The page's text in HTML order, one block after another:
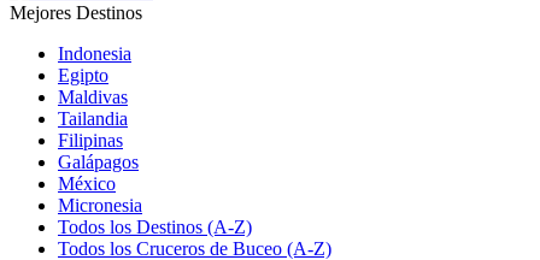
Mejores Destinos
Indonesia
Egipto
Maldivas
Tailandia
Filipinas
Galápagos
México
Micronesia
Todos los Destinos (A-Z)
Todos los Cruceros de Buceo (A-Z)